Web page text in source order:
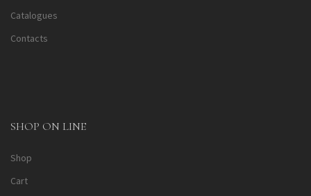
Catalogues
Contacts
SHOP ON LINE
Shop
Cart